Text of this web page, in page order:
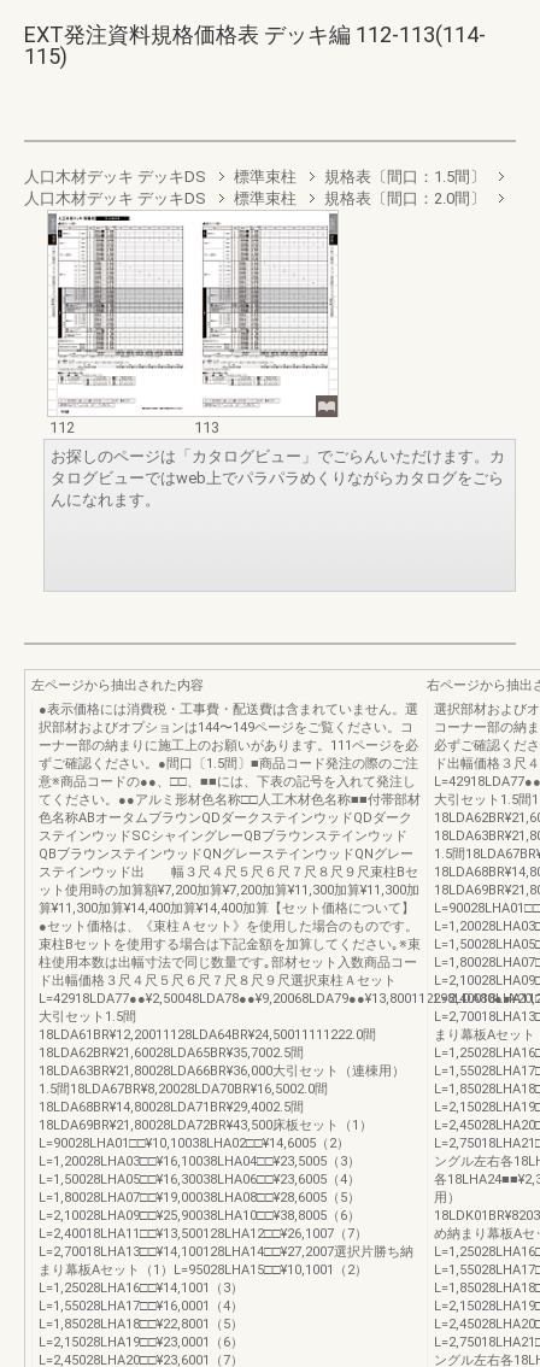
EXT発注資料規格価格表 デッキ編 112-113(114-
115)
人口木材デッキ デッキDS 標準束柱
規格表〔間口：1.5間〕
人口木材デッキ デッキDS
標準束柱 規格表〔間口：2.0間〕
112
113
お探しのページは「カタログビュー」でごらんいただけます。カ
タログビューではweb上でパラパラめくりながらカタログをごら
んになれます。
左ページから抽出された内容
●表示価格には消費税・工事費・配送費は含まれていません。選
択部材およびオプションは144〜149ページをご覧ください。コ
ーナー部の納まりに施工上のお願いがあります。111ページを必
ずご確認ください。●間口〔1.5間〕■商品コード発注の際のご注
意※商品コードの●●、□□、■■には、下表の記号を入れて発注し
てください。●●アルミ形材色名称□□人工木材色名称■■付帯部材
色名称ABオータムブラウンQDダークステインウッドQDダーク
ステインウッドSCシャイングレーQBブラウンステインウッド
QBブラウンステインウッドQNグレーステインウッドQNグレー
ステインウッド出 幅３尺４尺５尺６尺７尺８尺９尺束柱Bセ
ット使用時の加算額¥7,200加算¥7,200加算¥11,300加算¥11,300加
算¥11,300加算¥14,400加算¥14,400加算【セット価格について】
●セット価格は、《束柱Ａセット》を使用した場合のものです。
束柱Bセットを使用する場合は下記金額を加算してください｡※束
柱使用本数は出幅寸法で同じ数量です｡部材セット入数商品コー
ド出幅価格３尺４尺５尺６尺７尺８尺９尺選択束柱Ａセット
大引セット1.5間
18LDA61BR¥12,20011128LDA64BR¥24,50011111222.0間
18LDA62BR¥21,60028LDA65BR¥35,7002.5間
18LDA63BR¥21,80028LDA66BR¥36,000大引セット（連棟用）
1.5間18LDA67BR¥8,20028LDA70BR¥16,5002.0間
18LDA68BR¥14,80028LDA71BR¥29,4002.5間
18LDA69BR¥21,80028LDA72BR¥43,500床板セット（1）
L=90028LHA01□□¥10,10038LHA02□□¥14,6005（2）
L=1,20028LHA03□□¥16,10038LHA04□□¥23,5005（3）
L=1,50028LHA05□□¥16,30038LHA06□□¥23,6005（4）
L=1,80028LHA07□□¥19,00038LHA08□□¥28,6005（5）
L=2,10028LHA09□□¥25,90038LHA10□□¥38,8005（6）
L=2,40018LHA11□□¥13,500128LHA12□□¥26,1007（7）
L=2,70018LHA13□□¥14,100128LHA14□□¥27,2007選択片勝ち納
まり幕板Aセット（1）L=95028LHA15□□¥10,1001（2）
L=1,25028LHA16□□¥14,1001（3）
L=1,55028LHA17□□¥16,0001（4）
L=1,85028LHA18□□¥22,8001（5）
L=2,15028LHA19□□¥23,0001（6）
L=2,45028LHA20□□¥23,6001（7）
右ページから抽出
選択部材および
コーナー部の納
必ずご確認くだ
ド出幅価格３尺
大引セット1.5間
1.5間
まり幕板Aセッ
ングル左右各
各
用）
め納まり幕板Aセ
ングル左右各